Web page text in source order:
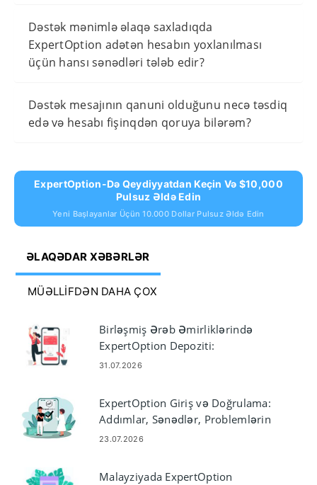
Dəstək mənimlə əlaqə saxladıqda
ExpertOption adətən hesabın yoxlanılması
üçün hansı sənədləri tələb edir?
Dəstək mesajının qanuni olduğunu necə təsdiq
edə və hesabı fişinqdən qoruya bilərəm?
ExpertOption-Də Qeydiyyatdan Keçin Və $10,000
Pulsuz Əldə Edin
Yeni Başlayanlar Üçün 10.000 Dollar Pulsuz Əldə Edin
ƏLAQƏDAR XƏBƏRLƏR
MÜƏLLIFDƏN DAHA ÇOX
Birləşmiş Ərəb Əmirliklərində
ExpertOption Depoziti:
Visa/Mastercard, E-ödənişlər və
31.07.2026
ExpertOption Giriş və Doğrulama:
Addımlar, Sənədlər, Problemlərin
aradan qaldırılması
23.07.2026
Malayziyada ExpertOption